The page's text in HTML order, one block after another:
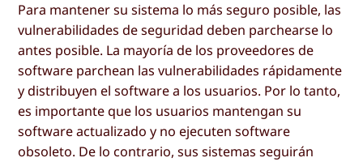
Para mantener su sistema lo más seguro posible, las
vulnerabilidades de seguridad deben parchearse lo
antes posible. La mayoría de los proveedores de
software parchean las vulnerabilidades rápidamente
y distribuyen el software a los usuarios. Por lo tanto,
es importante que los usuarios mantengan su
software actualizado y no ejecuten software
obsoleto. De lo contrario, sus sistemas seguirán